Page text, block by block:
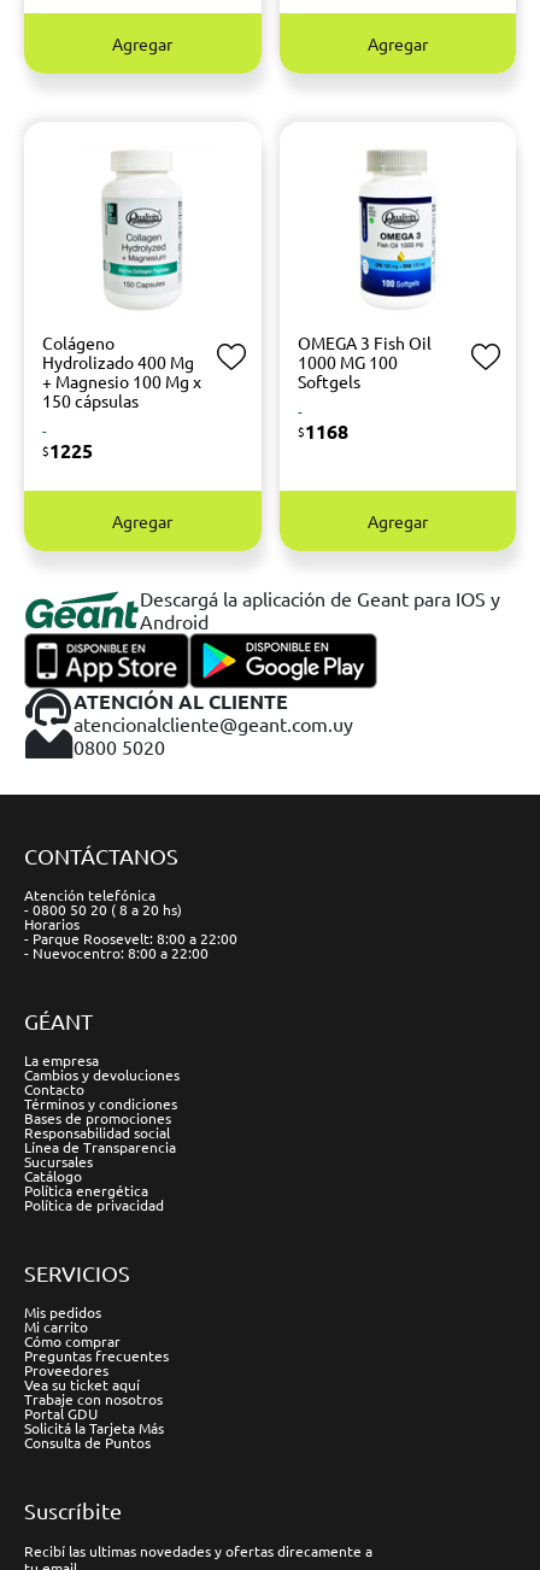
Agregar Agregar
Colágeno
Hydrolizado 400 Mg
+ Magnesio 100 Mg x
150 cápsulas
-
$1225
Agregar
OMEGA 3 Fish Oil
1000 MG 100
Softgels
-
$1168
Agregar
Descargá la aplicación de Geant para IOS y
Android
ATENCIÓN AL CLIENTE
atencionalcliente@geant.com.uy
0800 5020
CONTÁCTANOS
Atención telefónica
- 0800 50 20 ( 8 a 20 hs)
Horarios
- Parque Roosevelt: 8:00 a 22:00
- Nuevocentro: 8:00 a 22:00
GÉANT
La empresa
Cambios y devoluciones
Contacto
Términos y condiciones
Bases de promociones
Responsabilidad social
Línea de Transparencia
Sucursales
Catálogo
Política energética
Política de privacidad
SERVICIOS
Mis pedidos
Mi carrito
Cómo comprar
Preguntas frecuentes
Proveedores
Vea su ticket aquí
Trabaje con nosotros
Portal GDU
Solicitá la Tarjeta Más
Consulta de Puntos
Suscríbite
Recibí las ultimas novedades y ofertas direcamente a